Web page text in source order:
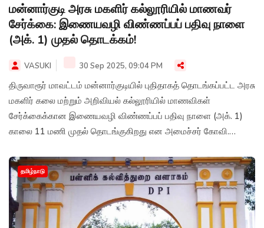
மன்னார்குடி அரசு மகளிர் கல்லூரியில் மாணவர்
சேர்க்கை: இணையவழி விண்ணப்பப் பதிவு நாளை
(அக். 1) முதல் தொடக்கம்!
VASUKI 30 Sep 2025, 09:04 PM
திருவாரூர் மாவட்டம் மன்னார்குடியில் புதிதாகத் தொடங்கப்பட்ட அரசு
மகளிர் கலை மற்றும் அறிவியல் கல்லூரியில் மாணவிகள்
சேர்க்கைக்கான இணையவழி விண்ணப்பப் பதிவு நாளை (அக். 1)
காலை 11 மணி முதல் தொடங்குகிறது என அமைச்சர் கோவி.
தமிழ்நாடு